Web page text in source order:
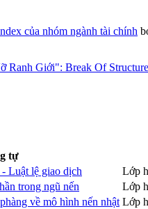
của nhóm ngành tài chính
Ranh Giới": Break Of
tự
Luật lệ giao dịch
Lớp
trong ngũ nến
Lớp
về mô hình nến nhật Lớp